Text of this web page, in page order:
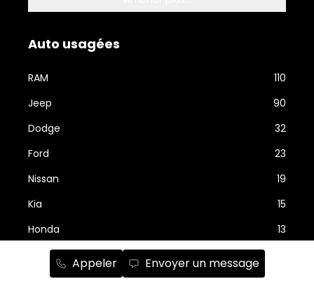
Appeler Envoyer un message
Auto usagées
RAM
110
Jeep
90
Dodge
32
Ford
23
Nissan
19
Kia
15
Honda
13
Hyundai